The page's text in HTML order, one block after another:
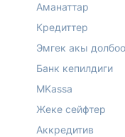
Аманаттар
Кредиттер
Эмгек акы
Банк кепилдиги
MKassa
Жеке сейфтер
Аккредитив